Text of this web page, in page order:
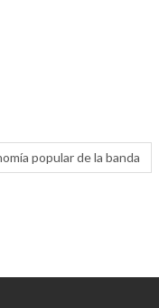
popular de la banda